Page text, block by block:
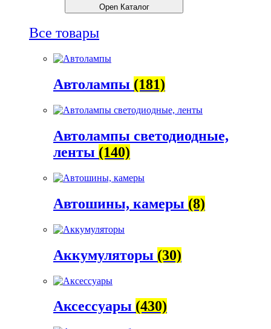
Open Каталог
Все товары
Автолампы (181)
Автолампы светодиодные,
ленты (140)
Автошины, камеры (8)
Аккумуляторы (30)
Аксессуары (430)